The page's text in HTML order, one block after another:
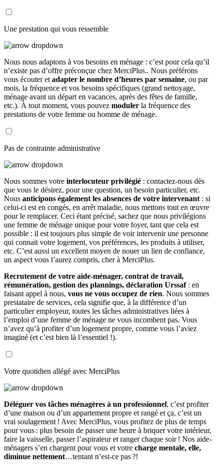
Une prestation qui vous ressemble
Nous nous adaptons à vos besoins en ménage : c’est pour cela qu’il
n’existe pas d’offre préconçue chez MerciPlus.. Nous préférons
vous écouter et adapter le nombre d’heures par semaine, ou par
mois, la fréquence et vos besoins spécifiques (grand nettoyage,
ménage avant un départ en vacances, après des fêtes de famille,
etc.). À tout moment, vous pouvez moduler la fréquence des
prestations de votre femme ou homme de ménage.
Pas de contrainte administrative
Nous sommes votre interlocuteur privilégié : contactez-nous dès
que vous le désirez, pour une question, un besoin particulier, etc.
Nous anticipons également les absences de votre intervenant : si
celui-ci est en congés, en arrêt maladie, nous mettons tout en œuvre
pour le remplacer. Ceci étant précisé, sachez que nous privilégions
une femme de ménage unique pour votre foyer, tant que cela est
possible : il est toujours plus simple de voir intervenir une personne
qui connait votre logement, vos préférences, les produits à utiliser,
etc. C’est aussi un excellent moyen de nouer un lien de confiance,
un aspect vous l’aurez compris, cher à MerciPlus.
Recrutement de votre aide-ménager, contrat de travail,
rémunération, gestion des plannings, déclaration Urssaf: en
faisant appel à nous, vous ne vous occupez de rien. Nous sommes
prestataire de services, cela signifie que, à la différence d’un
particulier employeur, toutes les tâches administratives liées à
l’emploi d’une femme de ménage ne vous incombent pas. Vous
n’avez qu’à profiter d’un logement propre, comme vous l’aviez
imaginé (et c’est bien là l’essentiel !).
Votre quotidien allégé avec MerciPlus
Déléguer vos tâches ménagères à un professionnel, c’est profiter
d’une maison ou d’un appartement propre et rangé et ça, c’est un
vrai soulagement ! Avec MerciPlus, vous profitez de plus de temps
pour vous : plus besoin de passer une heure à briquer votre intérieur,
faire la vaisselle, passer l’aspirateur et ranger chaque soir ! Nos aide-
ménagers s’en chargent pour vous et votre charge mentale, elle,
diminue nettement…tentant n’est-ce pas ?!